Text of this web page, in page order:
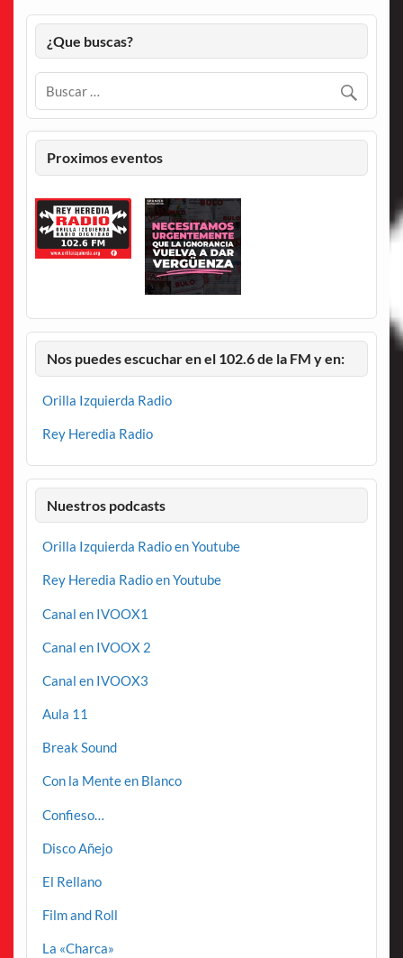
¿Que buscas?
Proximos eventos
Nos puedes escuchar en el 102.6 de la FM y en:
Orilla Izquierda Radio
Rey Heredia Radio
Nuestros podcasts
Orilla Izquierda Radio en Youtube
Rey Heredia Radio en Youtube
Canal en IVOOX1
Canal en IVOOX 2
Canal en IVOOX3
Aula 11
Break Sound
Con la Mente en Blanco
Confieso…
Disco Añejo
El Rellano
Film and Roll
La «Charca»